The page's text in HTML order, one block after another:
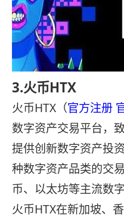
3.火币HTX
火币HTX（官方注册
数字资产交易平台，
提供创新数字资产投
种数字资产品类的交
币、以太坊等主流数
火币HTX在新加坡、